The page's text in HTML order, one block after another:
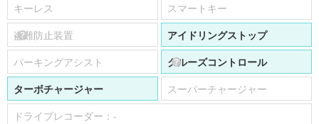
キーレス
スマートキー
盗難防止装置
アイドリングストップ
パーキングアシスト
クルーズコントロール
ターボチャージャー
スーパーチャージャー
ドライブレコーダー： -